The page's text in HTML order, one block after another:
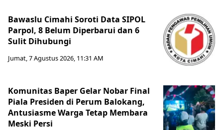
Bawaslu Cimahi Soroti Data SIPOL
Parpol, 8 Belum Diperbarui dan 6
Sulit Dihubungi
Jumat, 7 Agustus 2026, 11:31 AM
Komunitas Baper Gelar Nobar Final
Piala Presiden di Perum Balokang,
Antusiasme Warga Tetap Membara
Meski Persi